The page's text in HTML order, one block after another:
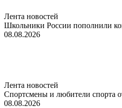
Лента новостей
Школьники России пополнили
08.08.2026
Лента новостей
Спортсмены и любители спорта
08.08.2026